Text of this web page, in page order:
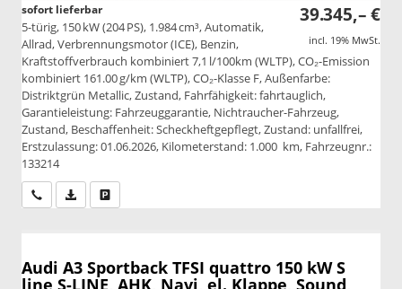
39.345,– €
incl. 19% MwSt.
sofort lieferbar
5-türig, 150 kW (204 PS), 1.984 cm³, Automatik,
Allrad, Verbrennungsmotor (ICE), Benzin,
Kraftstoffverbrauch kombiniert 7,1 l/100km (WLTP), CO₂-Emission
kombiniert 161.00 g/km (WLTP), CO₂-Klasse F, Außenfarbe:
Distriktgrün Metallic, Zustand, Fahrfähigkeit: fahrtauglich,
Garantieleistung: Fahrzeuggarantie, Nichtraucher-Fahrzeug,
Zustand, Beschaffenheit: Scheckheftgepflegt, Zustand: unfallfrei,
Erstzulassung: 01.06.2026, Kilometerstand: 1.000 km, Fahrzeugnr.:
133214
Wir rufen Sie anPDF-Datei, Fahrzeugexposé drucken
Audi A3 Sportback TFSI quattro 150 kW S
line S-LINE, AHK, Navi, el. Klappe, Sound,